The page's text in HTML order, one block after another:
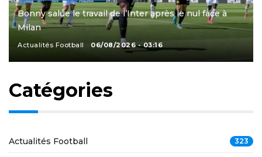
Bonny salue le travail de l’Inter après le nul face à
Milan
Actualités Football 06/08/2026 - 03:16
Catégories
Actualités Football 323